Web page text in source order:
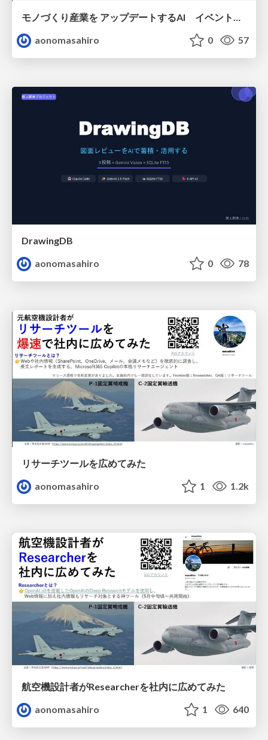
モノづくり産業を アップデートするAI イベントまとめ
aonomasahiro
0 57
DrawingDB
aonomasahiro
0 78
リサーチツールを広めてみた
aonomasahiro
1 1.2k
航空機設計者がResearcherを社内に広めてみた
aonomasahiro
1 640